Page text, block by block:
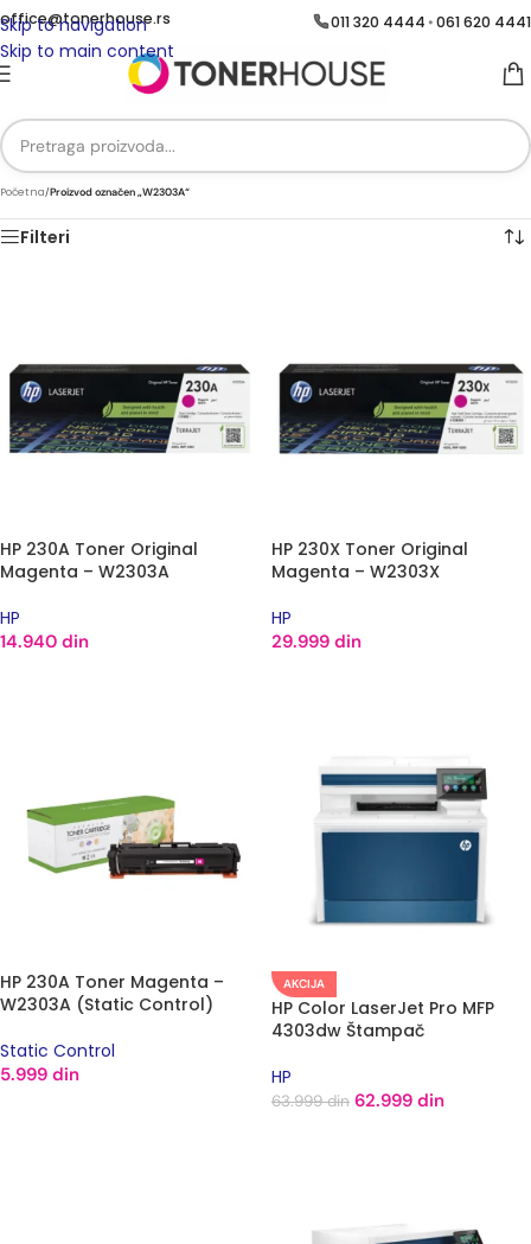
Skip to navigation
Skip to main content
office@tonerhouse.rs 011 320 4444 •061 620 4441
Početna/Proizvod označen „W2303A“
Filteri
HP 230A Toner Original
Magenta – W2303A
HP
14.940 din
HP 230X Toner Original
Magenta – W2303X
HP
29.999 din
HP 230A Toner Magenta –
W2303A (Static Control)
Static Control
5.999 din
AKCIJA
HP Color LaserJet Pro MFP
4303dw Štampač
HP
63.999din 62.999 din